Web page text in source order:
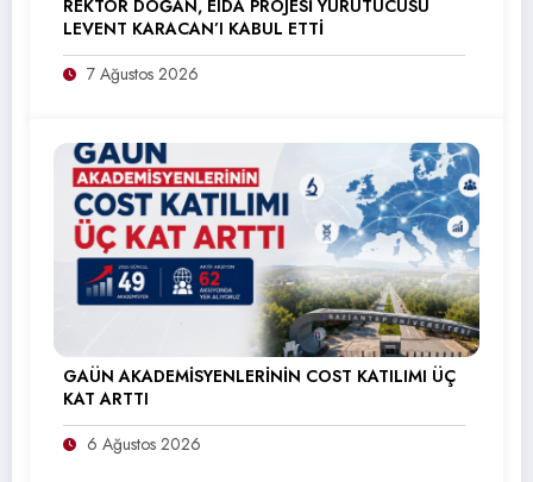
REKTÖR DOĞAN, EIDA PROJESİ YÜRÜTÜCÜSÜ
LEVENT KARACAN’I KABUL ETTİ
7 Ağustos 2026
GAÜN AKADEMİSYENLERİNİN COST KATILIMI ÜÇ
KAT ARTTI
6 Ağustos 2026